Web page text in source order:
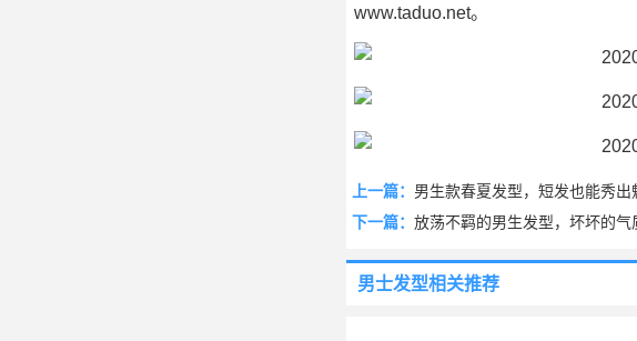
www.taduo.net。
上一篇： 男生款春夏发型，短发也能秀出
下一篇： 放荡不羁的男生发型，坏坏的气
男士发型相关推荐